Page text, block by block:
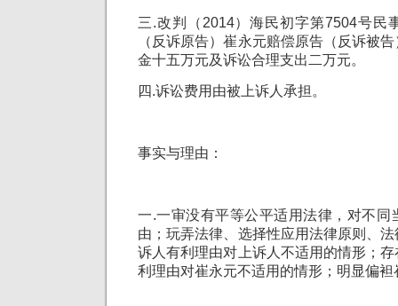
三.改判（2014）海民初字第7504号民
（反诉原告）崔永元赔偿原告（反诉被
金十五万元及诉讼合理支出二万元。
四.诉讼费用由被上诉人承担。
事实与理由：
一.一审没有平等公平适用法律，对不同
由；玩弄法律、选择性应用法律原则、
诉人有利理由对上诉人不适用的情形；
利理由对崔永元不适用的情形；明显偏袒